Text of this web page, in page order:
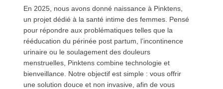
En 2025, nous avons donné naissance à Pinktens,
un projet dédié à la santé intime des femmes. Pensé
pour répondre aux problématiques telles que la
rééducation du périnée post partum, l’incontinence
urinaire ou le soulagement des douleurs
menstruelles, Pinktens combine technologie et
bienveillance. Notre objectif est simple : vous offrir
une solution douce et non invasive, afin de vous